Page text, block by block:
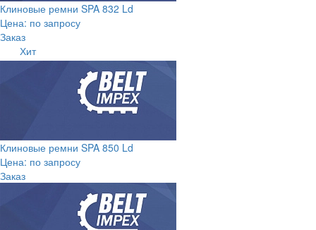
Клиновые ремни SPA 832 Ld
Цена: по запросу
Заказ
Хит
Клиновые ремни SPA 850 Ld
Цена: по запросу
Заказ